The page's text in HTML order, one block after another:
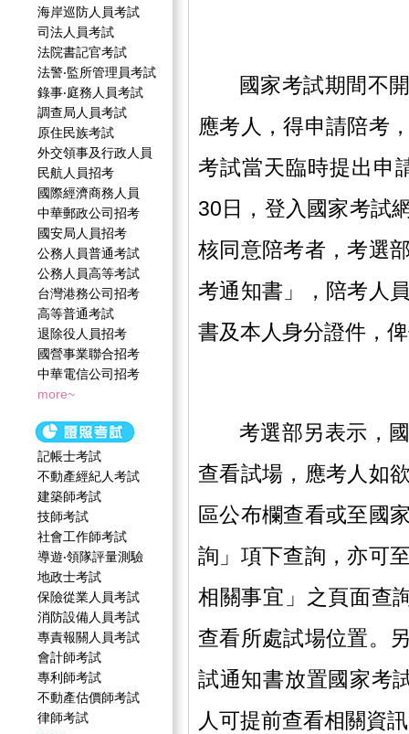
海岸巡防人員考試
司法人員考試
法院書記官考試
法警‧監所管理員考試
錄事‧庭務人員考試
調查局人員考試
原住民族考試
外交領事及行政人員
民航人員招考
國際經濟商務人員
中華郵政公司招考
國安局人員招考
公務人員普通考試
公務人員高等考試
台灣港務公司招考
高等普通考試
退除役人員招考
國營事業聯合招考
中華電信公司招考
more~
記帳士考試
不動產經紀人考試
建築師考試
技師考試
社會工作師‍考試
導遊‧領隊評量測驗
地政士考試
保險從業人員考試
消防設備人員考試
專責報關人員考試
會計師考試
專利師考試
不動產估價師考試
律師考試
國家考試期間不開
應考人，得申請陪考
考試當天臨時提出申
30日，登入國家考試
核同意陪考者，考選
考通知書」，陪考人
書及本人身分證件，
考選部另表示，國
查看試場，應考人如
區公布欄查看或至國
詢」項下查詢，亦可
相關事宜」之頁面查
查看所處試場位置。
試通知書放置國家考
人可提前查看相關資